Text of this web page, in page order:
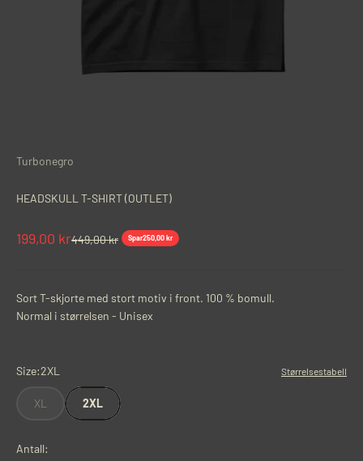
Turbonegro
HEADSKULL T-SHIRT (OUTLET)
Salgspris
199,00 krNormalpris
449,00 kr Spar250,00 kr
Sort T-skjorte med stort motiv i front. 100 % bomull.
Normal i størrelsen - Unisex
Size:2XL Størrelsestabell
XL 2XL
Antall: